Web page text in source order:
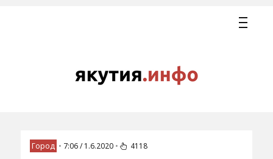
Город • 7:06 / 1.6.2020 • 4118